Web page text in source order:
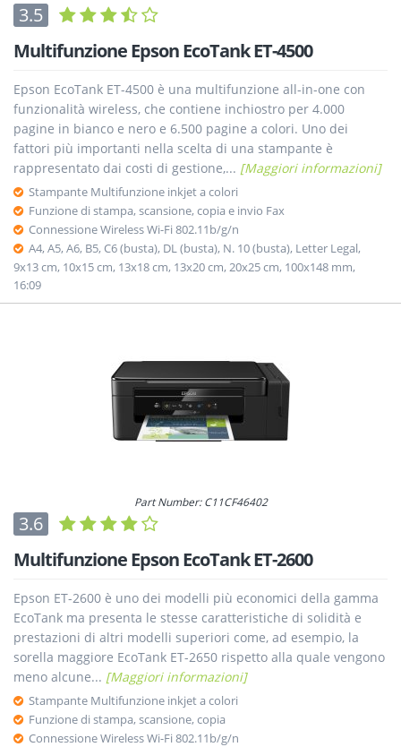
3.5
Multifunzione Epson EcoTank ET-4500
Epson EcoTank ET-4500 è una multifunzione all-in-one con
funzionalità wireless, che contiene inchiostro per 4.000
pagine in bianco e nero e 6.500 pagine a colori. Uno dei
fattori più importanti nella scelta di una stampante è
rappresentato dai costi di gestione,... [Maggiori informazioni]
Stampante Multifunzione inkjet a colori
Funzione di stampa, scansione, copia e invio Fax
Connessione Wireless Wi-Fi 802.11b/g/n
A4, A5, A6, B5, C6 (busta), DL (busta), N. 10 (busta), Letter Legal,
9x13 cm, 10x15 cm, 13x18 cm, 13x20 cm, 20x25 cm, 100x148 mm,
16:09
Part Number: C11CF46402
3.6
Multifunzione Epson EcoTank ET-2600
Epson ET-2600 è uno dei modelli più economici della gamma
EcoTank ma presenta le stesse caratteristiche di solidità e
prestazioni di altri modelli superiori come, ad esempio, la
sorella maggiore EcoTank ET-2650 rispetto alla quale vengono
meno alcune... [Maggiori informazioni]
Stampante Multifunzione inkjet a colori
Funzione di stampa, scansione, copia
Connessione Wireless Wi-Fi 802.11b/g/n